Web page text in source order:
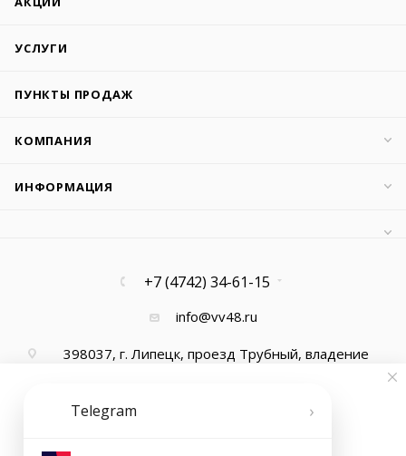
УСЛУГИ
ПУНКТЫ ПРОДАЖ
КОМПАНИЯ
ИНФОРМАЦИЯ
+7 (4742) 34-61-15
info@vv48.ru
398037, г. Липецк, проезд Трубный, владение
Telegram ›